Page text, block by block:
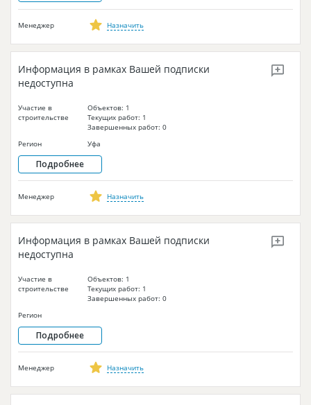
Менеджер Назначить
Информация в рамках Вашей подписки
недоступна
Участие в
строительстве
Объектов: 1
Текущих работ: 1
Завершенных работ: 0
Регион
Уфа
Подробнее
Менеджер Назначить
Информация в рамках Вашей подписки
недоступна
Участие в
строительстве
Объектов: 1
Текущих работ: 1
Завершенных работ: 0
Регион
Подробнее
Менеджер Назначить